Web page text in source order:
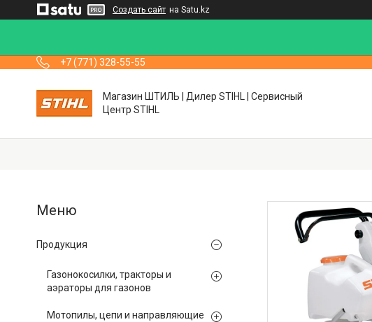
Создать сайт на Satu.kz
+7 (771) 328-55-55
Магазин ШТИЛЬ | Дилер STIHL | Сервисный
Центр STIHL
Продукция
Газонокосилки, тракторы и
аэраторы для газонов
Мотопилы, цепи и направляющие